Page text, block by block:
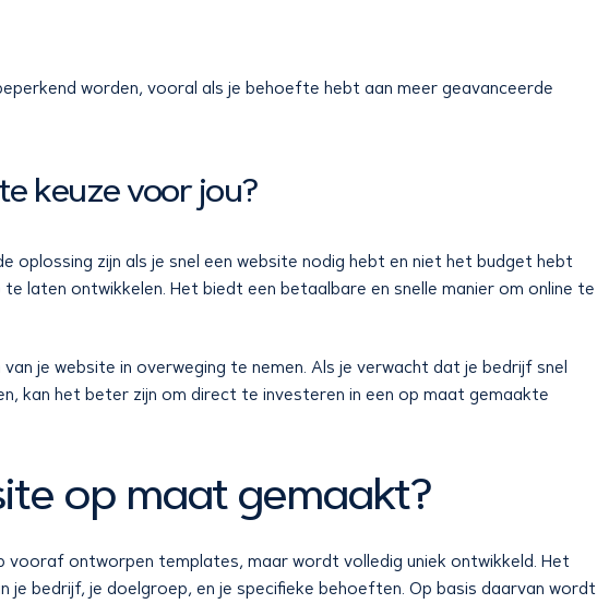
worden, vooral als je behoefte hebt aan meer geavanceerde
keuze voor jou?
oplossing zijn als je snel een website nodig hebt en niet het budget hebt
laten ontwikkelen. Het biedt een betaalbare en snelle manier om online te
je website in overweging te nemen. Als je verwacht dat je bedrijf snel
kan het beter zijn om direct te investeren in een op maat gemaakte
op maat gemaakt?
vooraf ontworpen templates, maar wordt volledig uniek ontwikkeld. Het
je bedrijf, je doelgroep, en je specifieke behoeften. Op basis daarvan wordt